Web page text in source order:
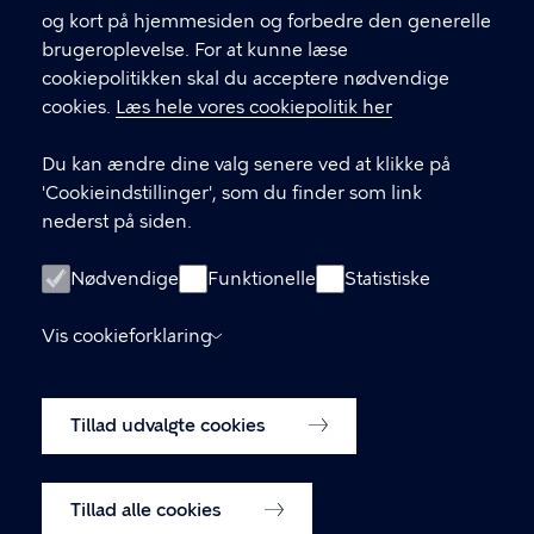
og kort på hjemmesiden og forbedre den generelle
brugeroplevelse. For at kunne læse
cookiepolitikken skal du acceptere nødvendige
cookies. Læs hele vores cookiepolitik her
Du kan ændre dine valg senere ved at klikke på
'Cookieindstillinger', som du finder som link
nederst på siden.
Nødvendige Funktionelle Statistiske
Vis cookieforklaring
Tillad udvalgte cookies
Tillad alle cookies
KONTAKT
Børne- og ungdomsforvaltningen
LINKS
Login som leverandør
Oprettelse af leverandør-konto
Cookiepolitik
Cookieindstillinger